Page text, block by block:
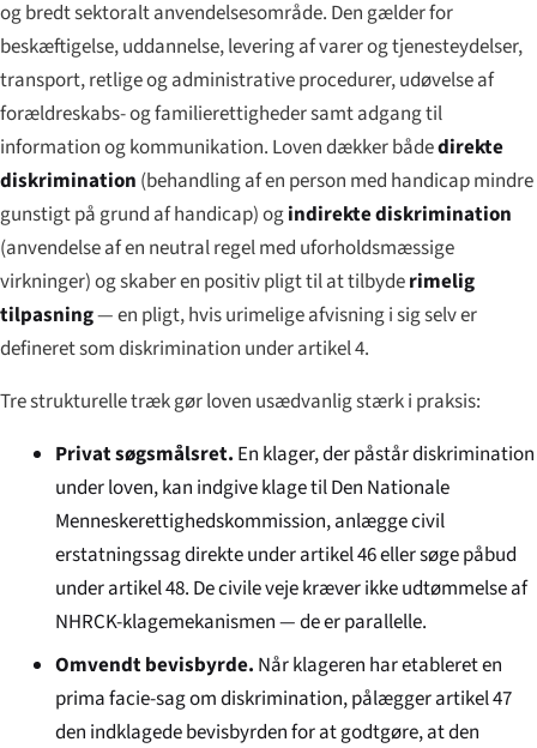
og bredt sektoralt anvendelsesområde. Den gælder for
beskæftigelse, uddannelse, levering af varer og tjenesteydelser,
transport, retlige og administrative procedurer, udøvelse af
forældreskabs- og familierettigheder samt adgang til
information og kommunikation. Loven dækker bådedirekte
diskrimination (behandling af en person med handicap mindre
gunstigt på grund af handicap) ogindirekte diskrimination
(anvendelse af en neutral regel med uforholdsmæssige
virkninger) og skaber en positiv pligt til at tilbyderimelig
tilpasning— en pligt, hvis urimelige afvisning i sig selv er
defineret som diskrimination under artikel 4.
Tre strukturelle træk gør loven usædvanlig stærk i praksis:
Privat søgsmålsret. En klager, der påstår diskrimination
under loven, kan indgive klage til Den Nationale
Menneskerettigheds­kommission, anlægge civil
erstatningssag direkte under artikel 46 eller søge påbud
under artikel 48. De civile veje kræver ikke udtømmelse af
NHRCK-klagemekanismen — de er parallelle.
Omvendt bevisbyrde. Når klageren har etableret en
prima facie-sag om diskrimination, pålægger artikel 47
den indklagede bevisbyrden for at godtgøre, at den